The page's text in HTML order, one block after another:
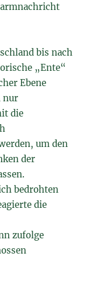
bis nach
„Ente“
Ebene
nur
die
um den
der
bedrohten
die
zufolge